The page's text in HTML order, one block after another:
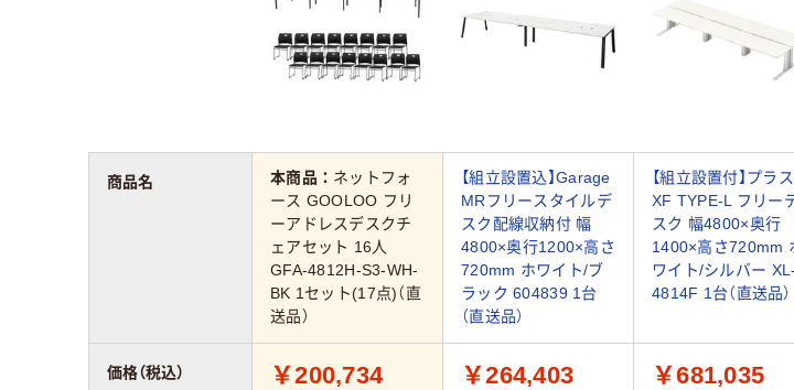
本商品： ネットフォ
ース GOOLOO フリ
ーアドレスデスクチ
ェアセット 16人
GFA-4812H-S3-WH-
BK 1セット(17点)（直
送品）
【組立設置込】Garage
MRフリースタイルデ
スク配線収納付 幅
4800×奥行1200×高さ
720mm ホワイト/ブ
ラック 604839 1台
（直送品）
【組立設置付】プラス
XF TYPE-L フリー
スク 幅4800×奥行
1400×高さ720mm
ワイト/シルバー XL-
4814F 1台（直送品）
￥200,734 ￥264,403 ￥681,035
商品名
価格（税込）